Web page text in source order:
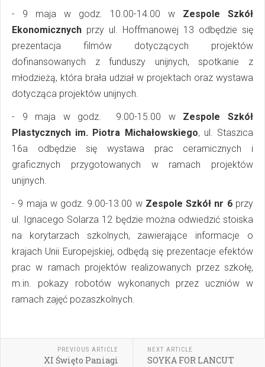
- 9 maja w godz. 10.00-14.00 w Zespole Szkół
Ekonomicznych przy ul. Hoffmanowej 13 odbędzie się
prezentacja filmów dotyczących projektów
dofinansowanych z funduszy unijnych, spotkanie z
młodzieżą, która brała udział w projektach oraz wystawa
dotycząca projektów unijnych.
- 9 maja w godz. 9.00-15.00 w Zespole Szkół
Plastycznych im. Piotra Michałowskiego, ul. Staszica
16a odbędzie się wystawa prac ceramicznych i
graficznych przygotowanych w ramach projektów
unijnych.
- 9 maja w godz. 9.00-13.00 w Zespole Szkół nr 6przy
ul. Ignacego Solarza 12 będzie można odwiedzić stoiska
na korytarzach szkolnych, zawierające informacje o
krajach Unii Europejskiej, odbędą się prezentacje efektów
prac w ramach projektów realizowanych przez szkołę,
m.in. pokazy robotów wykonanych przez uczniów w
ramach zajęć pozaszkolnych.
PREVIOUS ARTICLE
XI Święto Paniagi
NEXT ARTICLE
SOYKA FOR LANCUT